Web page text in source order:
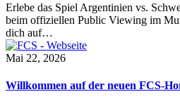
Erlebe das Spiel Argentinien vs.
beim offiziellen Public Viewing im
dich auf…
Mai 22, 2026
Willkommen auf der neuen FCS-